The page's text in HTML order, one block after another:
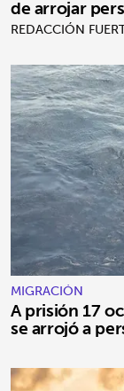
de arrojar
REDACCIÓN
MIGRACIÓN
A prisión 17
se arrojó a